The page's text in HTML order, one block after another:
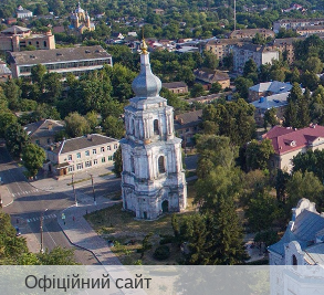
Офіційний сайт